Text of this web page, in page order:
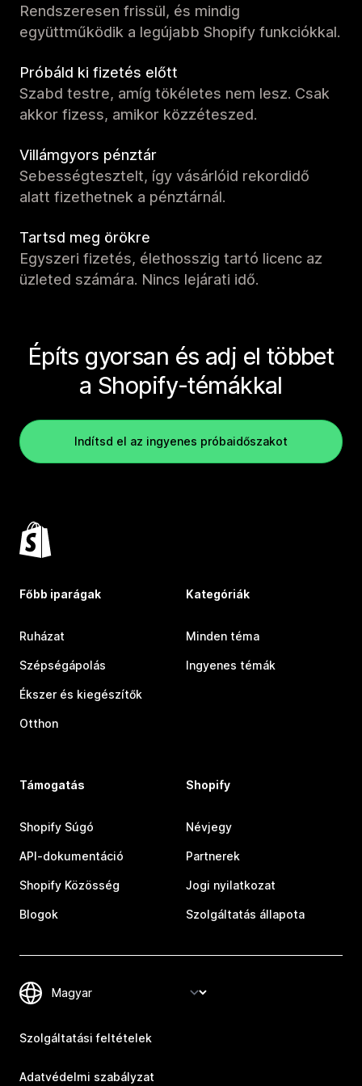
Rendszeresen frissül, és mindig
együttműködik a legújabb Shopify funkciókkal.
Próbáld ki fizetés előtt
Szabd testre, amíg tökéletes nem lesz. Csak
akkor fizess, amikor közzéteszed.
Villámgyors pénztár
Sebességtesztelt, így vásárlóid rekordidő
alatt fizethetnek a pénztárnál.
Tartsd meg örökre
Egyszeri fizetés, élethosszig tartó licenc az
üzleted számára. Nincs lejárati idő.
Építs gyorsan és adj el többet
a Shopify-témákkal
Indítsd el az ingyenes próbaidőszakot
Főbb iparágak
Ruházat
Szépségápolás
Ékszer és kiegészítők
Otthon
Kategóriák
Minden téma
Ingyenes témák
Támogatás
Shopify Súgó
API-dokumentáció
Shopify Közösség
Blogok
Shopify
Névjegy
Partnerek
Jogi nyilatkozat
Szolgáltatás állapota
Szolgáltatási feltételek
Adatvédelmi szabályzat